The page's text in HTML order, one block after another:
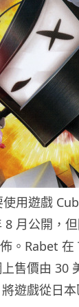
用遊戲
月公開，
。Rabet
售價由 30
遊戲從日